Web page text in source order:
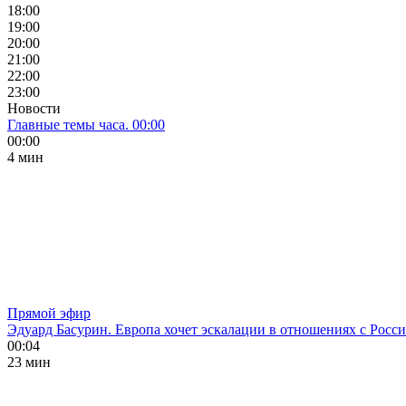
18:00
19:00
20:00
21:00
22:00
23:00
Новости
Главные темы часа. 00:00
00:00
4 мин
Прямой эфир
Эдуард Басурин. Европа хочет эскалации в отношениях с
00:04
23 мин